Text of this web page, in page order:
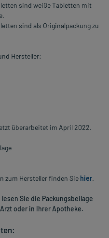
sind weiße Tabletten mit
sind als Originalpackung zu
Hersteller:
überarbeitet im April 2022.
zum Hersteller finden Sie hier.
Sie die Packungsbeilage
oder in Ihrer Apotheke.